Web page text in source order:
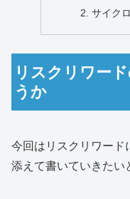
サイク
リスクリワー
うか
今回はリスクリワード
添えて書いていきたい